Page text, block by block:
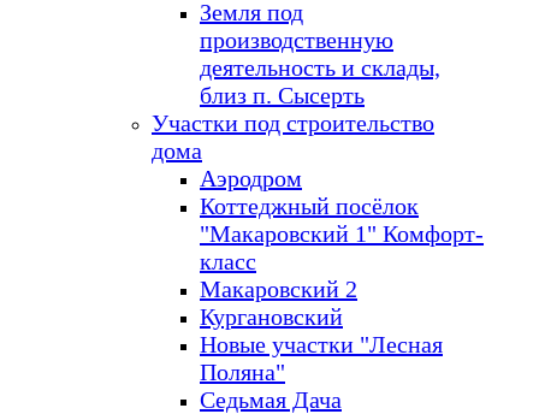
Земля под
производственную
деятельность и склады,
близ п. Сысерть
Участки под строительство
дома
Аэродром
Коттеджный посёлок
"Макаровский 1" Комфорт-
класс
Макаровский 2
Кургановский
Новые участки "Лесная
Поляна"
Седьмая Дача